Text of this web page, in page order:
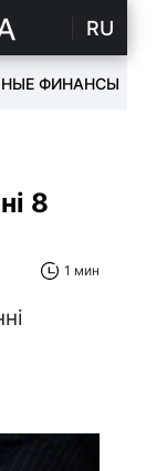
RU
ФИНАНСЫ
8
1 мин